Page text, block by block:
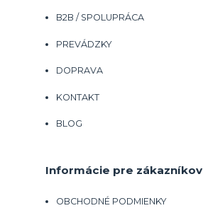
B2B / SPOLUPRÁCA
PREVÁDZKY
DOPRAVA
KONTAKT
BLOG
Informácie pre zákazníkov
OBCHODNÉ PODMIENKY